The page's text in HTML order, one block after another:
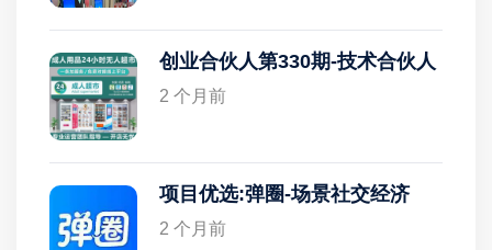
创业合伙人第330期-技术合伙人
2 个月前
项目优选:弹圈-场景社交经济
2 个月前